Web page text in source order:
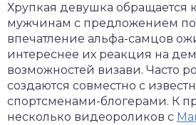
Хрупкая девушка обращается
мужчинам с предложением
впечатление альфа-самцов
интереснее их реакция на
возможностей визави. Часто
создаются совместно с
спортсменами-блогерами. К
несколько видеороликов с